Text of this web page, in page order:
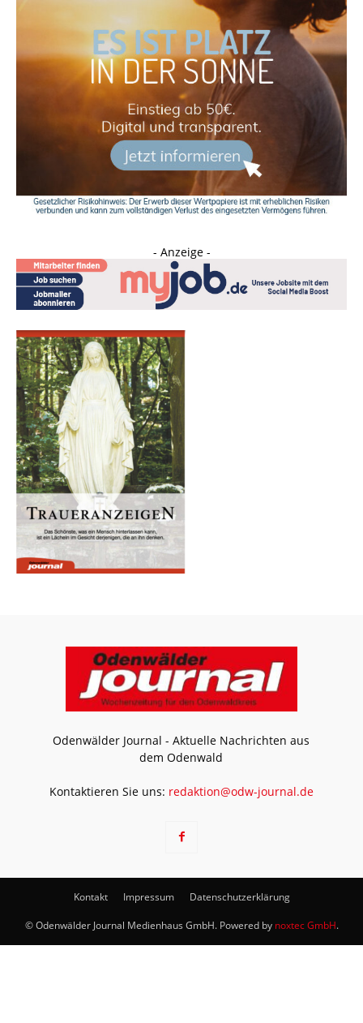
- Anzeige -
Odenwälder Journal - Aktuelle Nachrichten aus
dem Odenwald
Kontaktieren Sie uns: redaktion@odw-journal.de
Kontakt Impressum Datenschutzerklärung
© Odenwälder Journal Medienhaus GmbH. Powered by noxtec GmbH.